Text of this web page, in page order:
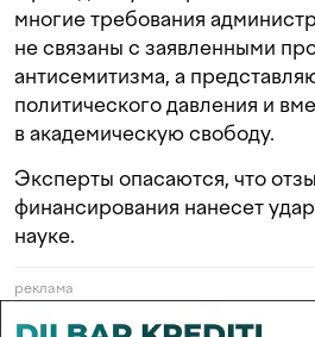
многие требования
не связаны с заявленными
антисемитизма, а
политического давления и
в академическую свободу.
Эксперты опасаются, что
финансирования нанесет
науке.
реклама